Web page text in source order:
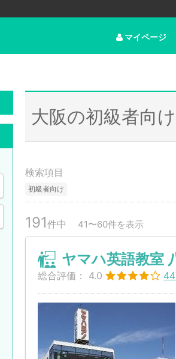
マイページ
大阪の初級者向
検索項目
初級者向け
191件中 41〜60件を表示
ヤマハ英語教室
総合評価： 4.0